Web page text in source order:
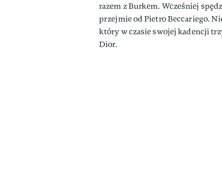
razem z Burkem. Wcześniej
przejmie od Pietro Beccariego.
który w czasie swojej kadencji
Dior.